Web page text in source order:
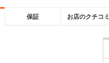
保証 お店のクチコミ